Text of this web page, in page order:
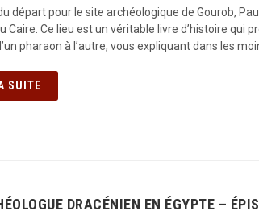
départ pour le site archéologique de Gourob,
Caire. Ce lieu est un véritable livre d’histoire qui
pharaon à l’autre, vous expliquant dans les
SUITE
DRACÉNIEN EN ÉGYPTE –